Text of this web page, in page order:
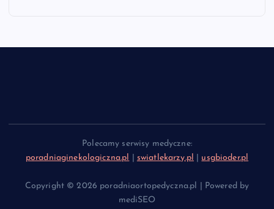
Polecamy serwisy medyczne:
poradniaginekologiczna.pl
swiatlekarzy.pl usgbioder.pl
Copyright © 2026 poradniaortopedyczna.pl | Powered by
mediSEO